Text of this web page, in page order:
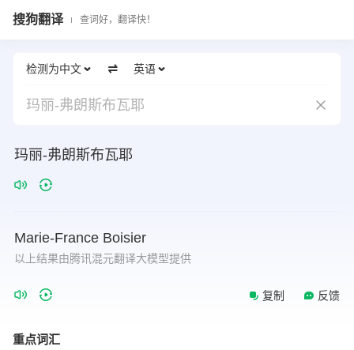
搜狗翻译 查词好，翻译快！
检测为中文 英语
玛丽-弗朗斯布瓦耶
玛丽-弗朗斯布瓦耶
Marie-France Boisier
以上结果由腾讯混元翻译大模型提供
复制 反馈
重点词汇